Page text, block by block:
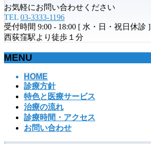
お気軽にお問い合わせください
TEL 03-3333-1196
受付時間 9:00 - 18:00 [ 水・日・祝日休診 ]
西荻窪駅より徒歩１分
MENU
HOME
診療方針
特色と医療サービス
治療の流れ
診療時間・アクセス
お問い合わせ